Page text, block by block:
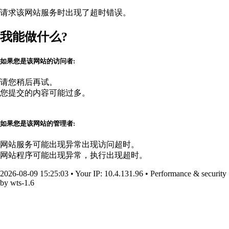
请求该网站服务时出现了超时错误。
我能做什么?
如果您是该网站的访问者:
请您稍后再试。
您提交的内容可能过多。
如果您是该网站的管理者:
网站服务可能出现异常出现访问超时。
网站程序可能出现异常，执行出现超时。
2026-08-09 15:25:03 • Your IP: 10.4.131.96 • Performance & security
by wts-1.6